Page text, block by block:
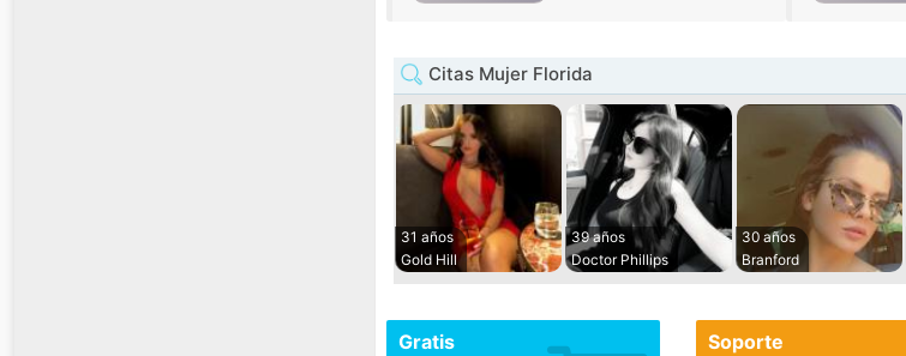
Citas Mujer Florida
31 años
Gold Hill
39 años
Doctor Phillips
30 años
Branford
Gratis Soporte